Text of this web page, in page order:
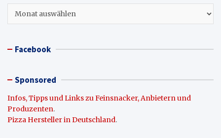
Facebook
Sponsored
Infos, Tipps und Links zu Feinsnacker, Anbietern und
Produzenten.
Pizza Hersteller in Deutschland.